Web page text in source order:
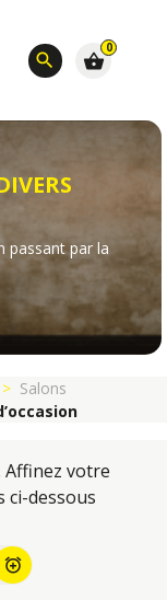
search
0
shopping_basket
passant par la
Salons
Affinez votre
ci-dessous
alarm_add